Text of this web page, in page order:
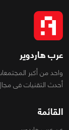
عرب هاردوير
واحد من أكبر
أحدث التقنيات فى مجال
القائمة